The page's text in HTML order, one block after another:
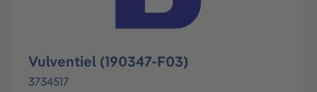
Vulventiel (190347-F03)
3734517